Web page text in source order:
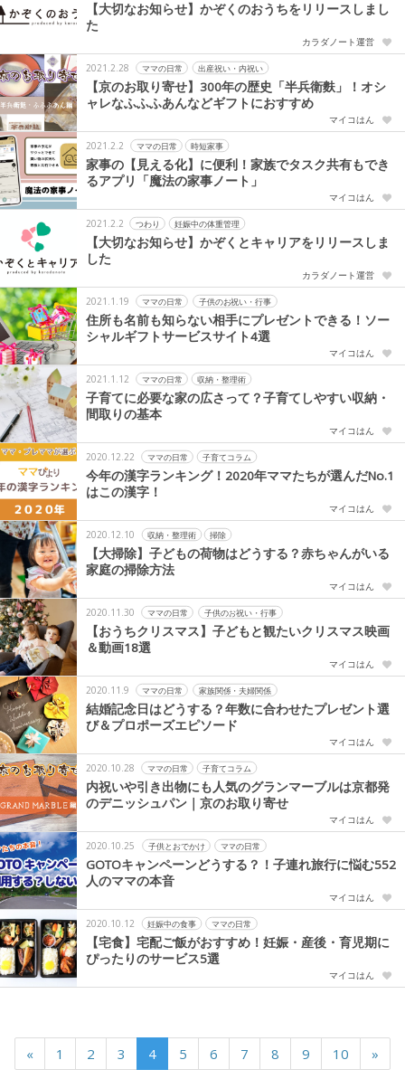
【大切なお知らせ】かぞくのおうちをリリースしまし
た
カラダノート運営
2021.2.28 ママの日常 出産祝い・内祝い
【京のお取り寄せ】300年の歴史「半兵衛麩」！オシ
ャレなふふふあんなどギフトにおすすめ
マイコはん
2021.2.2 ママの日常 時短家事
家事の【見える化】に便利！家族でタスク共有もでき
るアプリ「魔法の家事ノート」
マイコはん
2021.2.2 つわり 妊娠中の体重管理
【大切なお知らせ】かぞくとキャリアをリリースしま
した
カラダノート運営
2021.1.19 ママの日常 子供のお祝い・行事
住所も名前も知らない相手にプレゼントできる！ソー
シャルギフトサービスサイト4選
マイコはん
2021.1.12 ママの日常 収納・整理術
子育てに必要な家の広さって？子育てしやすい収納・
間取りの基本
マイコはん
2020.12.22 ママの日常 子育てコラム
今年の漢字ランキング！2020年ママたちが選んだNo.1
はこの漢字！
マイコはん
2020.12.10 収納・整理術 掃除
【大掃除】子どもの荷物はどうする？赤ちゃんがいる
家庭の掃除方法
マイコはん
2020.11.30 ママの日常 子供のお祝い・行事
【おうちクリスマス】子どもと観たいクリスマス映画
＆動画18選
マイコはん
2020.11.9 ママの日常 家族関係・夫婦関係
結婚記念日はどうする？年数に合わせたプレゼント選
び＆プロポーズエピソード
マイコはん
2020.10.28 ママの日常 子育てコラム
内祝いや引き出物にも人気のグランマーブルは京都発
のデニッシュパン｜京のお取り寄せ
マイコはん
2020.10.25 子供とおでかけ ママの日常
GOTOキャンペーンどうする？！子連れ旅行に悩む552
人のママの本音
マイコはん
2020.10.12 妊娠中の食事 ママの日常
【宅食】宅配ご飯がおすすめ！妊娠・産後・育児期に
ぴったりのサービス5選
マイコはん
« 1 2 3 4 5 6 7 8 9 10 »